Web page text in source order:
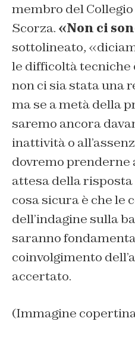
membro del
Scorza. «Non ci
sottolineato,
le difficoltà tecniche
non ci sia stata una
ma se a metà della
saremo ancora
inattività o
dovremo prenderne
attesa della risposta
cosa sicura è che le
dell’indagine sulla
saranno
coinvolgimento
accertato.
(Immagine